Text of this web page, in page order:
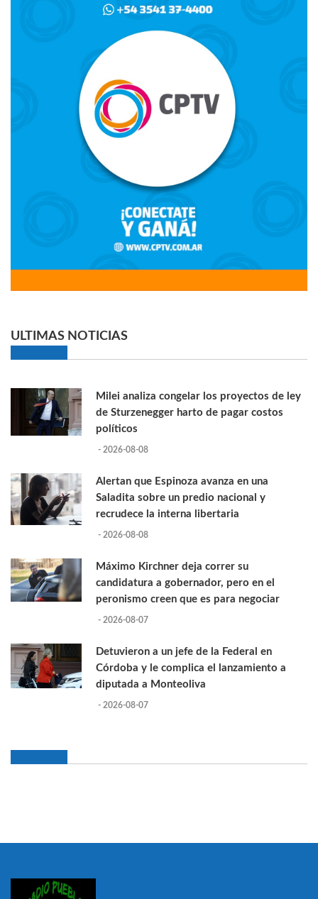
ULTIMAS NOTICIAS
Milei analiza congelar los proyectos de ley
de Sturzenegger harto de pagar costos
políticos
- 2026-08-08
Alertan que Espinoza avanza en una
Saladita sobre un predio nacional y
recrudece la interna libertaria
- 2026-08-08
Máximo Kirchner deja correr su
candidatura a gobernador, pero en el
peronismo creen que es para negociar
- 2026-08-07
Detuvieron a un jefe de la Federal en
Córdoba y le complica el lanzamiento a
diputada a Monteoliva
- 2026-08-07